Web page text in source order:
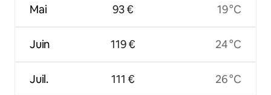
Mai
Juin
Juil.
93 €
119 €
111 €
19 °C
24 °C
26 °C